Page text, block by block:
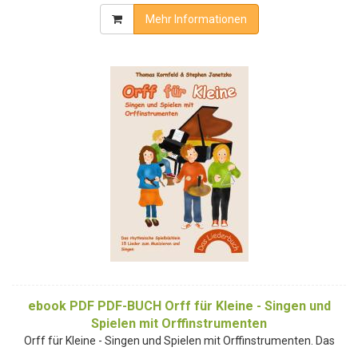
Mehr Informationen
ebook PDF PDF-BUCH Orff für Kleine - Singen und
Spielen mit Orffinstrumenten
Orff für Kleine - Singen und Spielen mit Orffinstrumenten. Das